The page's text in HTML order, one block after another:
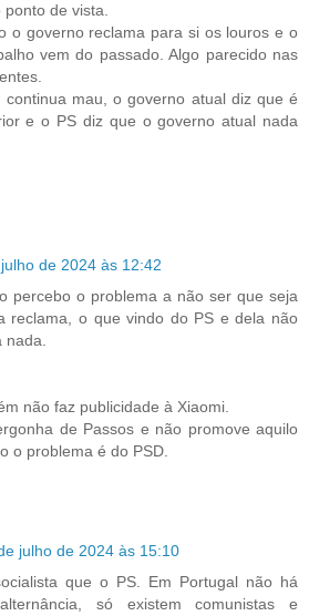
de vista.
o governo reclama para si os louros e o
vem do passado. Algo parecido nas
mau, o governo atual diz que é
e o PS diz que o governo atual nada
de 2024 às 12:42
percebo o problema a não ser que seja
reclama, o que vindo do PS e dela não
nada.
não faz publicidade à Xiaomi.
de Passos e não promove aquilo
o problema é do PSD.
julho de 2024 às 15:10
que o PS. Em Portugal não há
só existem comunistas e